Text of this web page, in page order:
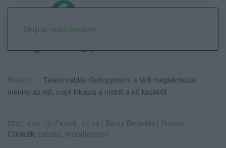
Skip to main content
Riasztó
Telefonrablás Gyöngyösön: a férfi megkérdezte,
mennyi az idő, majd kikapta a mobilt a nő kezéből
2021. nov. 12. Péntek, 17:14 | Barna Benedek | Riasztó
Címkék: rablás, mobiltelefon